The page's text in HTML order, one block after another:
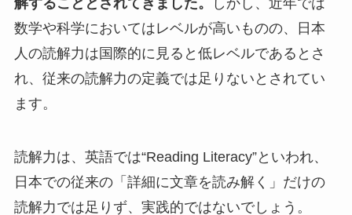
解することとされてきました。
しかし、近年では
数学や科学においてはレベルが高いものの、日本
人の読解力は国際的に見ると低レベルであるとさ
れ、従来の読解力の定義では足りないとされてい
ます。
読解力は、英語では“Reading Literacy”といわれ、
日本での従来の「詳細に文章を読み解く」だけの
読解力では足りず、実践的ではないでしょう。